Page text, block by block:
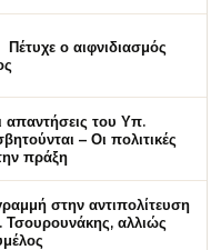
ο αιφνιδιασμός
απαντήσεις του Υπ.
– Οι πολιτικές
πράξη
στην αντιπολίτευση
Τσουρουνάκης, αλλιώς